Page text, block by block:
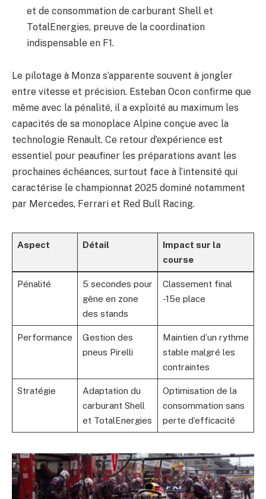
et de consommation de carburant Shell et
TotalEnergies, preuve de la coordination
indispensable en F1.
Le pilotage à Monza s’apparente souvent à jongler
entre vitesse et précision. Esteban Ocon confirme que
même avec la pénalité, il a exploité au maximum les
capacités de sa monoplace Alpine conçue avec la
technologie Renault. Ce retour d’expérience est
essentiel pour peaufiner les préparations avant les
prochaines échéances, surtout face à l’intensité qui
caractérise le championnat 2025 dominé notamment
par Mercedes, Ferrari et Red Bull Racing.
Aspect Détail
Impact sur la
course
Pénalité
5 secondes pour
gêne en zone
des stands
Classement final
-15e place
Performance
Gestion des
pneus Pirelli
Maintien d’un rythme
stable malgré les
contraintes
Stratégie
Adaptation du
carburant Shell
et TotalEnergies
Optimisation de la
consommation sans
perte d’efficacité